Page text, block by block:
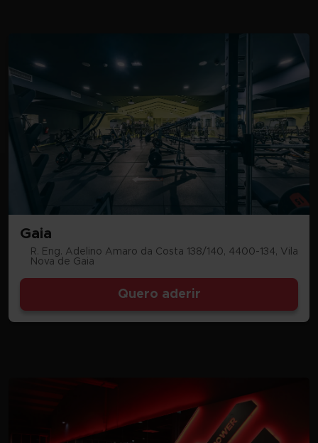
Gaia
R. Eng. Adelino Amaro da Costa 138/140, 4400-134, Vila
Nova de Gaia
Quero aderir